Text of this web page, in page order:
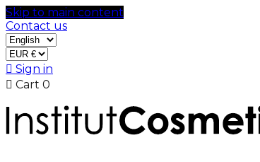
Skip to main content
Contact us
 Sign in
 Cart 0